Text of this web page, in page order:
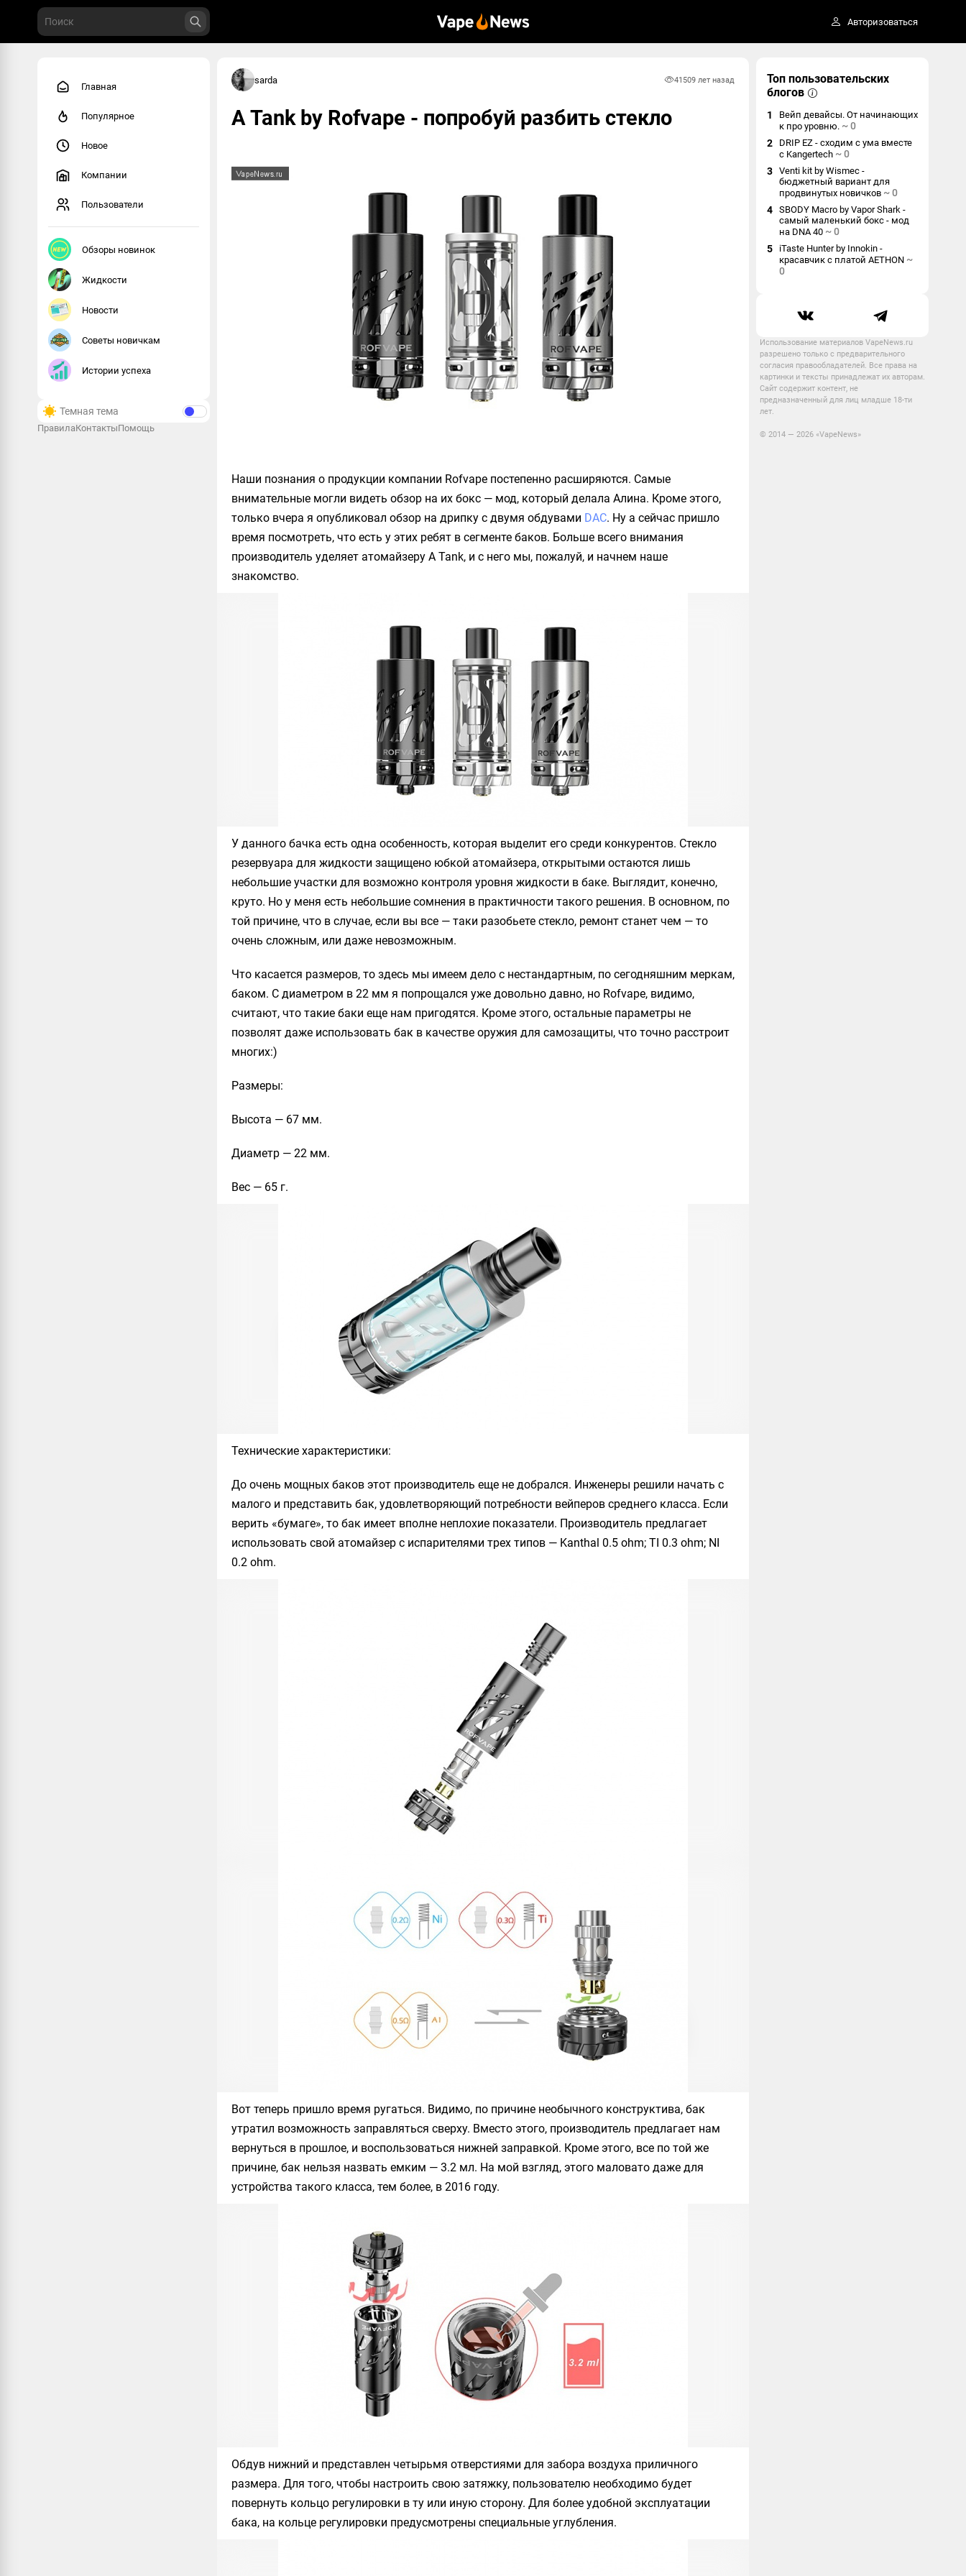
Авторизоваться
Главная
Популярное
Новое
Компании
Пользователи
Обзоры новинок
Жидкости
Новости
Советы новичкам
Истории успеха
Темная тема
ПравилаКонтактыПомощь
sarda 41509 лет назад
A Tank by Rofvape - попробуй разбить стекло
Наши познания о продукции компании Rofvape постепенно расширяются. Самые
внимательные могли видеть обзор на их бокс — мод, который делала Алина. Кроме этого,
только вчера я опубликовал обзор на дрипку с двумя обдувами DAC. Ну а сейчас пришло
время посмотреть, что есть у этих ребят в сегменте баков. Больше всего внимания
производитель уделяет атомайзеру A Tank, и с него мы, пожалуй, и начнем наше
знакомство.
У данного бачка есть одна особенность, которая выделит его среди конкурентов. Стекло
резервуара для жидкости защищено юбкой атомайзера, открытыми остаются лишь
небольшие участки для возможно контроля уровня жидкости в баке. Выглядит, конечно,
круто. Но у меня есть небольшие сомнения в практичности такого решения. В основном, по
той причине, что в случае, если вы все — таки разобьете стекло, ремонт станет чем — то
очень сложным, или даже невозможным.
Что касается размеров, то здесь мы имеем дело с нестандартным, по сегодняшним меркам,
баком. С диаметром в 22 мм я попрощался уже довольно давно, но Rofvape, видимо,
считают, что такие баки еще нам пригодятся. Кроме этого, остальные параметры не
позволят даже использовать бак в качестве оружия для самозащиты, что точно расстроит
многих:)
Размеры:
Высота — 67 мм.
Диаметр — 22 мм.
Вес — 65 г.
Технические характеристики:
До очень мощных баков этот производитель еще не добрался. Инженеры решили начать с
малого и представить бак, удовлетворяющий потребности вейперов среднего класса. Если
верить «бумаге», то бак имеет вполне неплохие показатели. Производитель предлагает
использовать свой атомайзер с испарителями трех типов — Kanthal 0.5 ohm; TI 0.3 ohm; NI
0.2 ohm.
Вот теперь пришло время ругаться. Видимо, по причине необычного конструктива, бак
утратил возможность заправляться сверху. Вместо этого, производитель предлагает нам
вернуться в прошлое, и воспользоваться нижней заправкой. Кроме этого, все по той же
причине, бак нельзя назвать емким — 3.2 мл. На мой взгляд, этого маловато даже для
устройства такого класса, тем более, в 2016 году.
Обдув нижний и представлен четырьмя отверстиями для забора воздуха приличного
размера. Для того, чтобы настроить свою затяжку, пользователю необходимо будет
повернуть кольцо регулировки в ту или иную сторону. Для более удобной эксплуатации
бака, на кольце регулировки предусмотрены специальные углубления.
Топ пользовательских
блогов
1
Вейп девайсы. От начинающих
к про уровню. ~0
2
DRIP EZ - сходим с ума вместе
с Kangertech ~0
3 Venti kit by Wismec -
бюджетный вариант для
продвинутых новичков ~0
4 SBODY Macro by Vapor Shark -
самый маленький бокс - мод
на DNA 40 ~0
5
iTaste Hunter by Innokin -
красавчик с платой AETHON ~
0
Использование материалов VapeNews.ru
разрешено только с предварительного
согласия правообладателей. Все права на
картинки и тексты принадлежат их авторам.
Сайт содержит контент, не
предназначенный для лиц младше 18-ти
лет.
© 2014 — 2026 «VapeNews»